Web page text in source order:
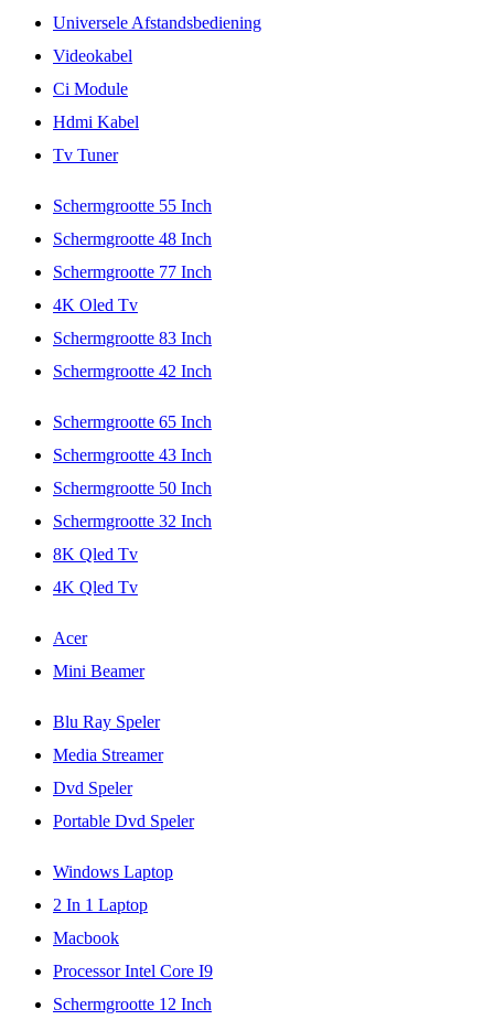
Universele Afstandsbediening
Videokabel
Ci Module
Hdmi Kabel
Tv Tuner
Schermgrootte 55 Inch
Schermgrootte 48 Inch
Schermgrootte 77 Inch
4K Oled Tv
Schermgrootte 83 Inch
Schermgrootte 42 Inch
Schermgrootte 65 Inch
Schermgrootte 43 Inch
Schermgrootte 50 Inch
Schermgrootte 32 Inch
8K Qled Tv
4K Qled Tv
Acer
Mini Beamer
Blu Ray Speler
Media Streamer
Dvd Speler
Portable Dvd Speler
Windows Laptop
2 In 1 Laptop
Macbook
Processor Intel Core I9
Schermgrootte 12 Inch